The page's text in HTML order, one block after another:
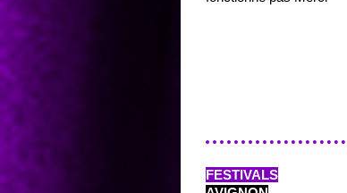
FESTIVALS